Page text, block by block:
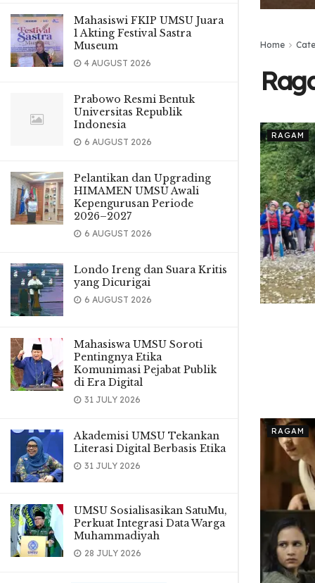
Mahasiswi FKIP UMSU Juara
1 Akting Festival Sastra
Museum
4 AUGUST 2026
Prabowo Resmi Bentuk
Universitas Republik
Indonesia
6 AUGUST 2026
Pelantikan dan Upgrading
HIMAMEN UMSU Awali
Kepengurusan Periode
2026–2027
6 AUGUST 2026
Londo Ireng dan Suara Kritis
yang Dicurigai
6 AUGUST 2026
Mahasiswa UMSU Soroti
Pentingnya Etika
Komunimasi Pejabat Publik
di Era Digital
31 JULY 2026
Akademisi UMSU Tekankan
Literasi Digital Berbasis Etika
31 JULY 2026
UMSU Sosialisasikan SatuMu,
Perkuat Integrasi Data Warga
Muhammadiyah
28 JULY 2026
Home
RAGAM
RAGAM